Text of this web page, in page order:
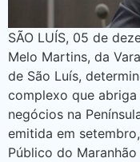
SÃO LUÍS, 05 de
Melo Martins, da
de São Luís,
complexo que
negócios na
emitida em
Público do